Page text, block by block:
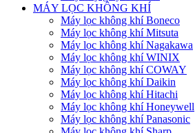
MÁY LỌC KHÔNG KHÍ
Máy lọc không khí Boneco
Máy lọc không khí Mitsuta
Máy lọc không khí Nagakawa
Máy lọc không khí WINIX
Máy lọc không khí COWAY
Máy lọc không khí Daikin
Máy lọc không khí Hitachi
Máy lọc không khí Honeywell
Máy lọc không khí Panasonic